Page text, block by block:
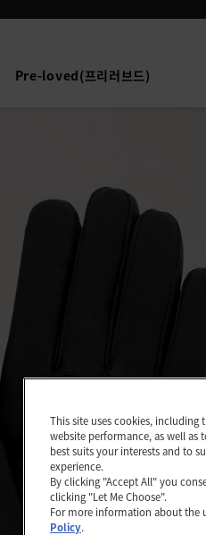
Pre-loved(프리러브드)
This site uses cookies, including
website performance, as well as
best suits your interests and to
experience.
By clicking "Accept All" you
clicking "Let Me Choose".
For more information about the
Policy.